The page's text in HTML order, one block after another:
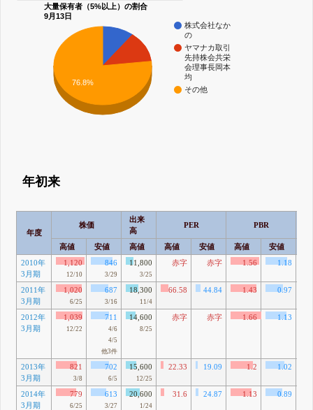
大量保有者（5%以上）の割合
9月13日
株式会社なか
の
ヤマナカ取引
先持株会共栄
会理事長岡本
均
その他
76.8%
年初来
年度
株価
出来
高
PER PBR
高値 安値 高値 高値 安値 高値 安値
2010年
3月期
1,120
12/10
846
3/29
11,800
3/25
赤字 赤字 1.56 1.18
2011年
3月期
1,020
6/25
687
3/16
18,300
11/4
66.58 44.84 1.43 0.97
2012年
3月期
1,039
12/22
711
4/6
4/5
他3件
14,600
8/25
赤字 赤字 1.66 1.13
2013年
3月期
821
3/8
702
6/5
15,600
12/25
22.33 19.09 1.2 1.02
2014年
3月期
779
6/25
613
3/27
20,600
1/24
31.6 24.87 1.13 0.89